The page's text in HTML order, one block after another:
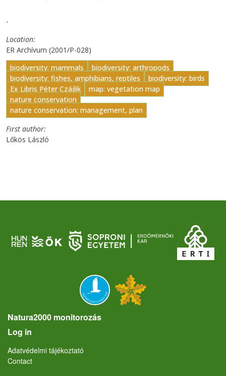
-
Location
ER Archívum (2001/P-028)
biodiversity: mammals
biodiversity: arthropods
biodiversity: fishes, amphibians, reptiles
biodiversity: birds
Ex Libris Péter Czájlik
map: vegetation map
nature conservation
nature conservation: management, plan
First author
Lőkös László
Natura2000 monitorozás
User account menu
Log in
Lábléc
Adatvédelmi tájékoztató
Contact